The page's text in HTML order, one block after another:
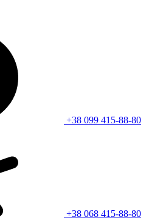
+38 099 415-88-80
+38 068 415-88-80